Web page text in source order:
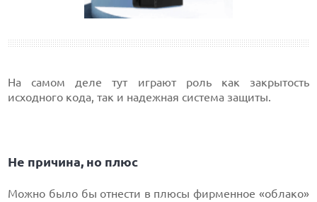
На самом деле тут играют роль как закрытость
исходного кода, так и надежная система защиты.
Не причина, но плюс
Можно было бы отнести в плюсы фирменное «облако»